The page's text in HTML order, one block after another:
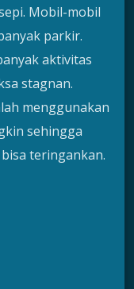
Mobil-mobil
parkir.
aktivitas
stagnan.
menggunakan
sehingga
teringankan.